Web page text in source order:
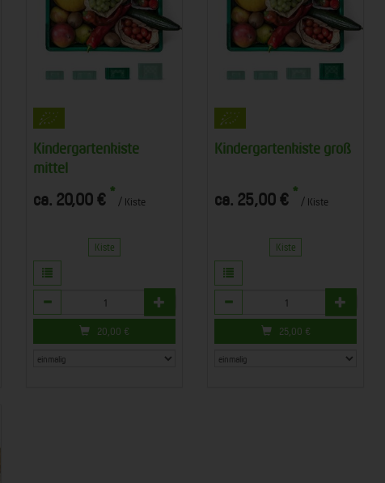
Kindergartenkiste
mittel
ca. 20,00 € * / Kiste
Kiste
Anzahl
20,00 €
Kindergartenkiste groß
ca. 25,00 € * / Kiste
Kiste
Anzahl
25,00 €